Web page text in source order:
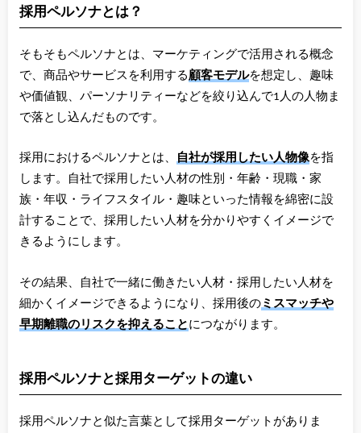
採用ペルソナとは？
そもそもペルソナとは、マーケティングで活用される概念
で、商品やサービスを利用する顧客モデルを想定し、趣味
や価値観、パーソナリティーなどを絞り込んで1人の人物ま
で落とし込んだものです。
採用におけるペルソナとは、 自社が採用したい人物像を指
します。自社で採用したい人材の性別・年齢・現職・家
族・年収・ライフスタイル・趣味といった情報を綿密に設
計することで、採用したい人材を分かりやすくイメージで
きるようにします。
その結果、自社で一緒に働きたい人材・採用したい人材を
細かくイメージできるようになり、採用後のミスマッチや
早期離職のリスクを抑えることにつながります。
採用ペルソナと採用ターゲットの違い
採用ペルソナと似た言葉として採用ターゲットがありま